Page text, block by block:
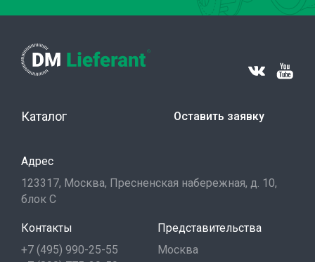
Каталог Оставить заявку
Адрес
123317, Москва, Пресненская набережная, д. 10,
блок С
Контакты
+7 (495) 990-25-55
Представительства
Москва